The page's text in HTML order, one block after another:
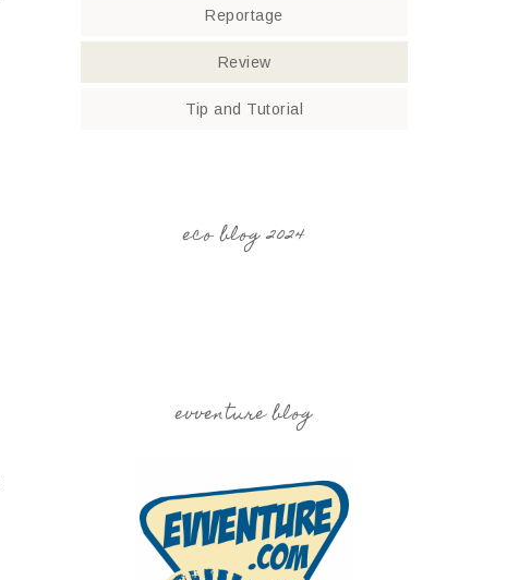
Reportage
Review
Tip and Tutorial
eco blog 2024
evventure blog